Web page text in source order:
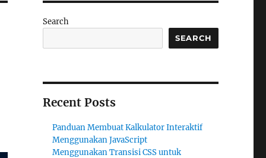
Search
SEARCH
Recent Posts
Panduan Membuat Kalkulator Interaktif
Menggunakan JavaScript
Menggunakan Transisi CSS untuk